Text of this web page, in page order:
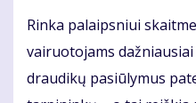
Rinka palaipsniui
vairuotojams
draudikų pasiūlymus